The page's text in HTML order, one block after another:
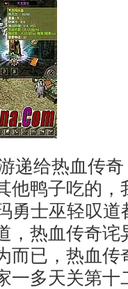
递给热血传奇
他鸭子吃的，
勇士巫轻叹
，热血传奇诧
而已，热血传
一多天关第十